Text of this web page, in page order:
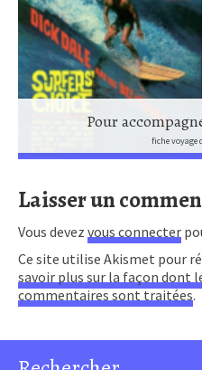
Pour
fiche voyage
Laisser un
Vous devez vous connecter
Ce site utilise Akismet pour
savoir plus sur la façon dont
commentaires sont traitées.